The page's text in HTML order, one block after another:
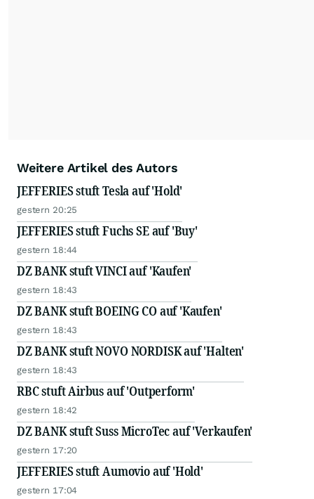
Weitere Artikel des Autors
JEFFERIES stuft Tesla auf 'Hold'
gestern 20:25
JEFFERIES stuft Fuchs SE auf 'Buy'
gestern 18:44
DZ BANK stuft VINCI auf 'Kaufen'
gestern 18:43
DZ BANK stuft BOEING CO auf 'Kaufen'
gestern 18:43
DZ BANK stuft NOVO NORDISK auf 'Halten'
gestern 18:43
RBC stuft Airbus auf 'Outperform'
gestern 18:42
DZ BANK stuft Suss MicroTec auf 'Verkaufen'
gestern 17:20
JEFFERIES stuft Aumovio auf 'Hold'
gestern 17:04